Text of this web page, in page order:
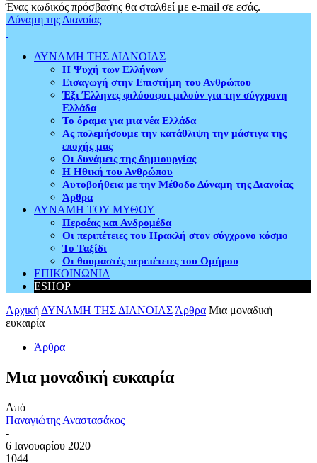
Ένας κωδικός πρόσβασης θα σταλθεί με e-mail σε εσάς.
Δύναμη της Διανοίας
ΔΥΝΑΜΗ ΤΗΣ ΔΙΑΝΟΙΑΣ
Η Ψυχή των Ελλήνων
Εισαγωγή στην Επιστήμη του Ανθρώπου
Έξι Έλληνες φιλόσοφοι μιλούν για την σύγχρονη
Ελλάδα
Το όραμα για μια νέα Ελλάδα
Ας πολεμήσουμε την κατάθλιψη την μάστιγα της
εποχής μας
Οι δυνάμεις της δημιουργίας
Η Ηθική του Ανθρώπου
Αυτοβοήθεια με την Μέθοδο Δύναμη της Διανοίας
Άρθρα
ΔΥΝΑΜΗ ΤΟΥ ΜΥΘΟΥ
Περσέας και Ανδρομέδα
Οι περιπέτειες του Ηρακλή στον σύγχρονο κόσμο
Το Ταξίδι
Οι θαυμαστές περιπέτειες του Ομήρου
ΕΠΙΚΟΙΝΩΝΙΑ
ESHOP
Αρχική ΔΥΝΑΜΗ ΤΗΣ ΔΙΑΝΟΙΑΣ Άρθρα Μια μοναδική
ευκαιρία
Άρθρα
Μια μοναδική ευκαιρία
Από
Παναγιώτης Αναστασάκος
-
6 Ιανουαρίου 2020
1044